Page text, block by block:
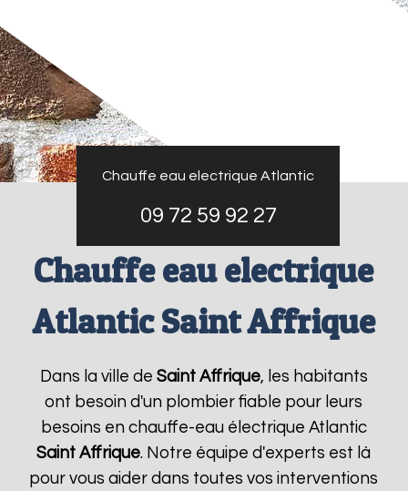
Chauffe eau electrique Atlantic
09 72 59 92 27
Chauffe eau electrique
Atlantic Saint Affrique
Dans la ville de Saint Affrique, les habitants
ont besoin d'un plombier fiable pour leurs
besoins en chauffe-eau électrique Atlantic
Saint Affrique. Notre équipe d'experts est là
pour vous aider dans toutes vos interventions